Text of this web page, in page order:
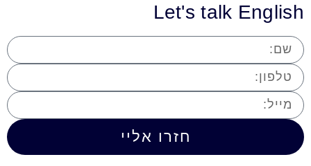
Let's talk English
חזרו אליי